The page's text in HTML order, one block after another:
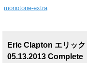
monotone-extra
Eric Clapton エリッ
05.13.2013 Complete